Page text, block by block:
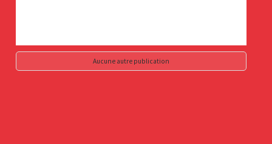
Aucune autre publication